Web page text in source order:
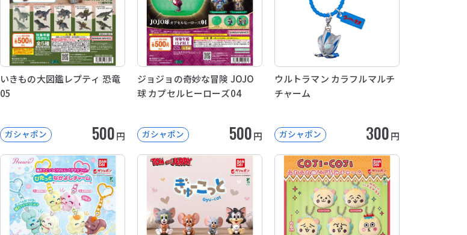
いきもの大図鑑レプティ 恐竜
05
ガシャポン 500円
ジョジョの奇妙な冒険 JOJO
球 カプセルヒーローズ04
ガシャポン 500円
ウルトラマン カラフルマルチ
チャーム
ガシャポン 300円